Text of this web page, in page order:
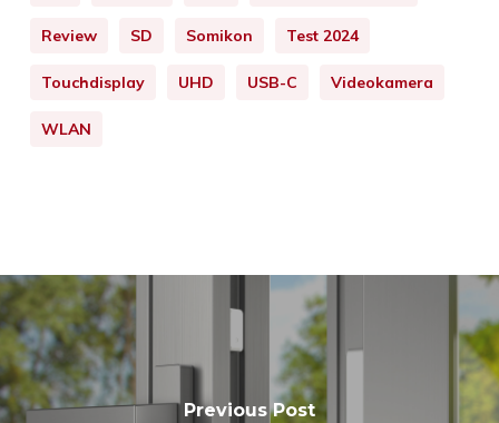
Review SD Somikon Test 2024
Touchdisplay UHD USB-C Videokamera
WLAN
Previous Post